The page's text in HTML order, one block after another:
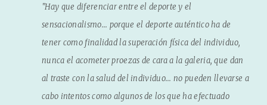
"Hay que diferenciar entre el deporte y el
sensacionalismo... porque el deporte auténtico ha de
tener como finalidad la superación física del individuo,
nunca el acometer proezas de cara a la galeria, que dan
al traste con la salud del individuo... no pueden llevarse a
cabo intentos como algunos de los que ha efectuado